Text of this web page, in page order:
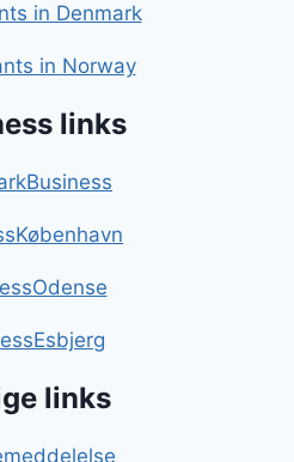
in Denmark
in Norway
links
links